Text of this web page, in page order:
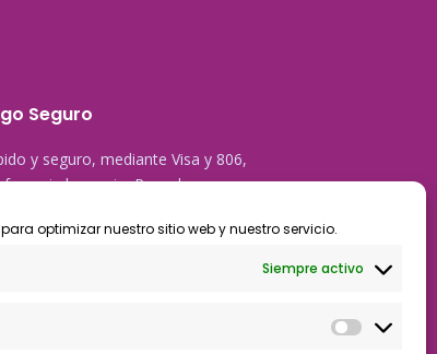
optimizar nuestro sitio web y nuestro servicio.
Siempre activo
Seguro
y seguro, mediante Visa y 806,
bancaria, Paypal